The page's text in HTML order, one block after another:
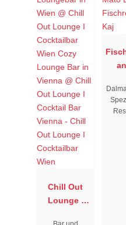
Chill Out
Lounge I